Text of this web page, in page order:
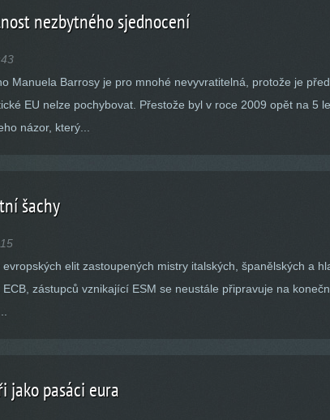
nezbytného sjednocení
Manuela Barrosy je pro mnohé nevyvratitelná, protože je
EU nelze pochybovat. Přestože byl v roce 2009 opět na 5
názor, který...
šachy
evropských elit zastoupených mistry italských, španělských a
ECB, zástupců vznikající ESM se neustále připravuje na
jako pasáci eura